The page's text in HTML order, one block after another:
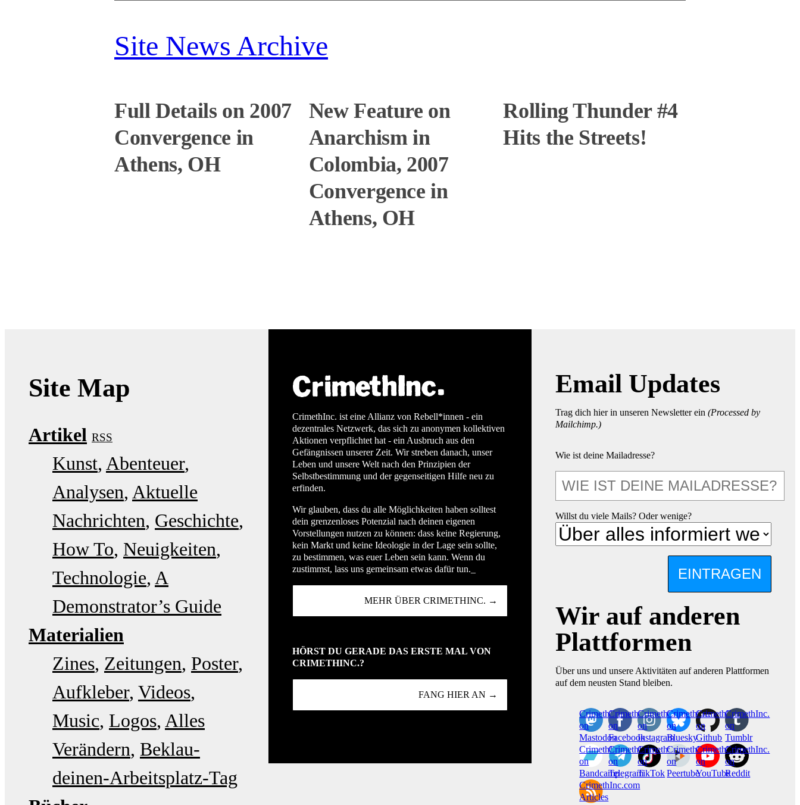
Site News Archive
Full Details on 2007
Convergence in
Athens, OH
New Feature on
Anarchism in
Colombia, 2007
Convergence in
Athens, OH
Rolling Thunder #4
Hits the Streets!
Site Map
Artikel RSS
Kunst Abenteuer
Analysen Aktuelle
Nachrichten Geschichte
How To Neuigkeiten
Technologie A
Demonstrator’s Guide
Materialien
Zines Zeitungen Poster
Aufkleber Videos
Music Logos Alles
Verändern Beklau-
deinen-Arbeitsplatz-Tag
CrimethInc. ist eine Allianz von Rebell*innen - ein
dezentrales Netzwerk, das sich zu anonymen kollektiven
Aktionen verpflichtet hat - ein Ausbruch aus den
Gefängnissen unserer Zeit. Wir streben danach, unser
Leben und unsere Welt nach den Prinzipien der
Selbstbestimmung und der gegenseitigen Hilfe neu zu
erfinden.
Wir glauben, dass du alle Möglichkeiten haben solltest
dein grenzenloses Potenzial nach deinen eigenen
Vorstellungen nutzen zu können: dass keine Regierung,
kein Markt und keine Ideologie in der Lage sein sollte,
zu bestimmen, was euer Leben sein kann. Wenn du
zustimmst, lass uns gemeinsam etwas dafür tun._
MEHR ÜBER CRIMETHINC. →
HÖRST DU GERADE DAS ERSTE MAL VON
CRIMETHINC.?
FANG HIER AN →
Email Updates
Trag dich hier in unseren Newsletter ein(Processed by
Mailchimp.)
Wie ist deine Mailadresse?
Willst du viele Mails? Oder wenige?
EINTRAGEN
Wir auf anderen
Plattformen
Über uns und unsere Aktivitäten auf anderen Plattformen
auf dem neusten Stand bleiben.
CrimethInc.
on
Mastodon
Crimethinc.
on
Facebook
Crimethinc.
on
Instagram
Crimethinc.
on
Bluesky
CrimethInc.
on
Github
CrimethInc.
on
Tumblr
CrimethInc.
on
Bandcamp
CrimethInc.
on
Telegram
Crimethinc.
on
TikTok
CrimethInc.
on
Peertube
CrimethInc.
on
YouTube
CrimethInc.
on
Reddit
CrimethInc.com
Articles